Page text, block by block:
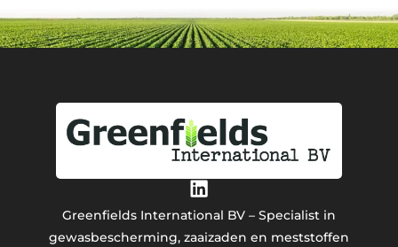
Greenfields International BV – Specialist in
gewasbescherming, zaaizaden en meststoffen